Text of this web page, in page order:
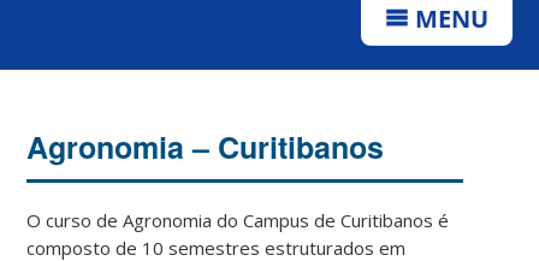
MENU
Agronomia – Curitibanos
O curso de Agronomia do Campus de Curitibanos é
composto de 10 semestres estruturados em